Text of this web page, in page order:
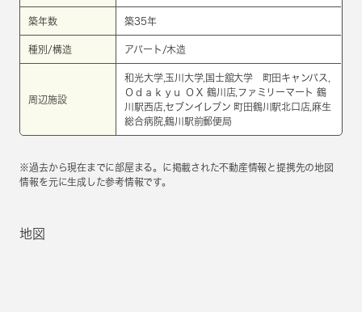
築年数 築35年
種別/構造 アパート/木造
周辺施設
和光大学,玉川大学,国士舘大学 町田キャンパス,
Ｏｄａｋｙｕ ＯＸ 鶴川店,ファミリーマート 鶴
川駅西店,セブンイレブン 町田鶴川駅北口店,麻生
総合病院,鶴川駅前郵便局
※過去から現在までに部屋まる。に掲載された不動産情報と提携先の地図
情報を元に生成した参考情報です。
地図